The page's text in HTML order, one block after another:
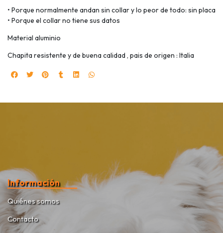
• Porque normalmente andan sin collar y lo peor de todo: sin placa
• Porque el collar no tiene sus datos
Material aluminio
Chapita resistente y de buena calidad , pais de origen : Italia
Información
Quiénes somos
Contacto